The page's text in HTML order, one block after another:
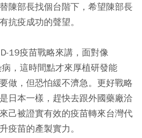
陳部長找個台階下，希望陳部長
抗疫成功的聲望。
19疫苗戰略來講，面對像
病，這時間點才來厚植研發能
做，但恐怕緩不濟急。更好戰略
日本一樣，趕快去跟外國藥廠洽
己被證實有效的疫苗轉來台灣代
疫苗的產製實力。